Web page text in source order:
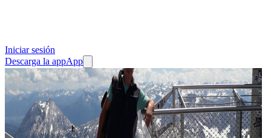
Iniciar sesión
Descarga la appApp